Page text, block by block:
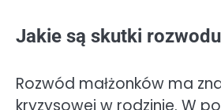
Jakie są skutki
Rozwód małżonków ma
kryzysowej w rodzinie. W